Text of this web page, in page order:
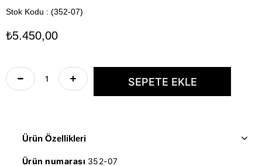
Stok Kodu
(352-07)
₺5.450,00
Ürün Özellikleri
Ürün numarası 352-07